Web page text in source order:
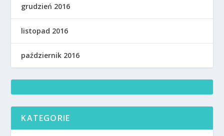
grudzień 2016
listopad 2016
październik 2016
KATEGORIE